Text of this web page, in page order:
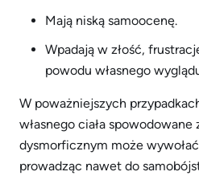
Mają niską samoocenę.
Wpadają w złość,
powodu własnego
W poważniejszych
własnego ciała spowodowane
dysmorficznym może
prowadząc nawet do